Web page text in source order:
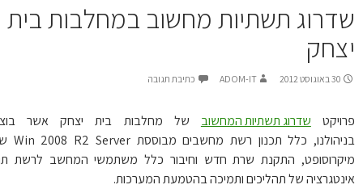
תשתיות מחשוב במחלבות בית
30 באוגוסט 2012 ADOM-IT כתיבת תגובה
שדרוג תשתיות המחשובשל מחלבות בית יצחק אשר בוצע
בניהולנו, כלל תכנון רשת מחשבים מבוססת Win 2008 R2 Server של
התקנת שרת חדש וחיבור כלל משתמשי המחשב לרשת תוך
של תהליכים ותמיכה בהטמעת המערכות.